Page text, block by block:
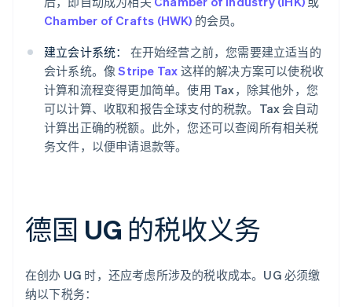
Chamber of Crafts (HWK) 的会员。
建立会计系统：
在开始经营之前，您需要建立适当的
会计系统。像Stripe Tax 这样的解决方案可以使税收
计算和流程变得更加简单。使用 Tax，除其他外，您
可以计算、收取和报告全球支付的税款。Tax 会自动
计算出正确的税额。此外，您还可以查阅所有相关税
务文件，以便申请退款等。
德国 UG 的税收义务
在创办 UG 时，还应考虑所涉及的税收成本。UG 必须缴
纳以下税务：